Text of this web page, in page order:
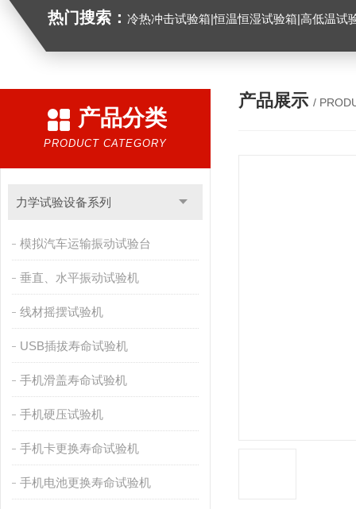
热门搜索： 冷热冲击试验箱|恒温恒湿试验箱|高低温试验箱|高低温交变试验箱|盐雾机|紫外线试验机|淋雨试验箱|臭氧试验箱|振动试
产品分类
PRODUCT CATEGORY
力学试验设备系列
模拟汽车运输振动试验台
垂直、水平振动试验机
线材摇摆试验机
USB插拔寿命试验机
手机滑盖寿命试验机
手机硬压试验机
手机卡更换寿命试验机
手机电池更换寿命试验机
产品展示 /